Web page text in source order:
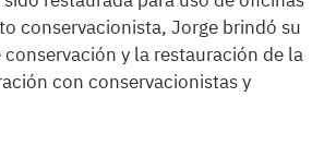
conservacionista, Jorge brindó su
y la restauración de la
con conservacionistas y